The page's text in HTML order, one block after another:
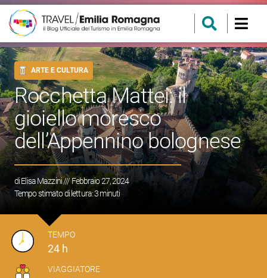
ARTE E CULTURA
Rocchetta Mattei: il
gioiello moresco
dell’Appennino bolognese
diElisa Mazzini/// Febbraio 27, 2024
Tempo stimato di lettura:3minuti
TEMPO
24 h
VIAGGIATORE